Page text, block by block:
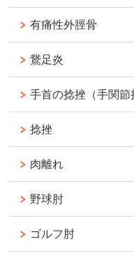
有痛性外脛骨
鵞足炎
手首の捻挫（手関節
捻挫
肉離れ
野球肘
ゴルフ肘